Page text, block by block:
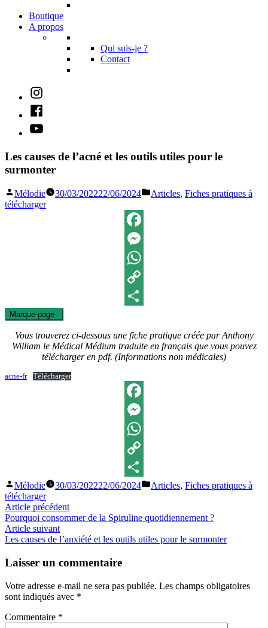
Boutique
A propos
Qui suis-je ?
Contact
Instagram
Facebook
Youtube
Les causes de l’acné et les outils utiles pour le
surmonter
Publié
par
Mélodie 30/03/202222/06/2024
Publié
Articles, Fiches pratiques à
télécharger
Facebook
Messenger
WhatsApp
Copy
Marque-page
Vous trouverez ci-dessous une fiche pratique créée par Anthony
William le Médical Médium traduite en français que vous pouvez
télécharger en pdf. (Informations non médicales)
acne-fr Télécharger
Facebook
Messenger
WhatsApp
Copy
Link
Partager
Publié
par
Mélodie 30/03/202222/06/2024
Publié
Articles, Fiches pratiques à
télécharger
Navigation
de
l’article
Article précédentArticle
précédent :
Pourquoi consommer de la Spiruline quotidiennement ?
Article suivantArticle
suivant
Les causes de l’anxiété et les outils utiles pour le surmonter
Laisser un commentaire
Votre adresse e-mail ne sera pas publiée. Les champs obligatoires
sont indiqués avec *
Commentaire *